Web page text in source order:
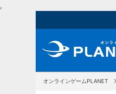
,
オンラインゲームPLANET